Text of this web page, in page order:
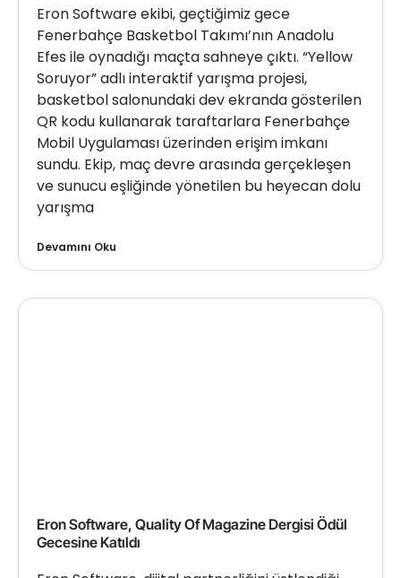
Eron Software ekibi, geçtiğimiz gece
Fenerbahçe Basketbol Takımı’nın Anadolu
Efes ile oynadığı maçta sahneye çıktı. “Yellow
Soruyor” adlı interaktif yarışma projesi,
basketbol salonundaki dev ekranda gösterilen
QR kodu kullanarak taraftarlara Fenerbahçe
Mobil Uygulaması üzerinden erişim imkanı
sundu. Ekip, maç devre arasında gerçekleşen
ve sunucu eşliğinde yönetilen bu heyecan dolu
yarışma
Devamını Oku
Eron Software, Quality Of Magazine Dergisi Ödül
Gecesine Katıldı